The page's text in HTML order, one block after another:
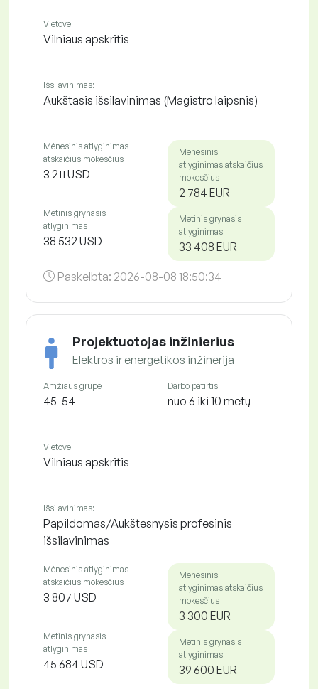
Vietovė
Vilniaus apskritis
Išsilavinimas:
Aukštasis išsilavinimas (Magistro laipsnis)
Mėnesinis atlyginimas
atskaičius mokesčius
3 211 USD
Mėnesinis
atlyginimas atskaičius
mokesčius
2 784 EUR
Metinis grynasis
atlyginimas
38 532 USD
Metinis grynasis
atlyginimas
33 408 EUR
Paskelbta: 2026-08-08 18:50:34
Projektuotojas inžinierius
Elektros ir energetikos inžinerija
Amžiaus grupė
45-54
Darbo patirtis
nuo 6 iki 10 metų
Vietovė
Vilniaus apskritis
Išsilavinimas:
Papildomas/Aukštesnysis profesinis
išsilavinimas
Mėnesinis atlyginimas
atskaičius mokesčius
3 807 USD
Mėnesinis
atlyginimas atskaičius
mokesčius
3 300 EUR
Metinis grynasis
atlyginimas
45 684 USD
Metinis grynasis
atlyginimas
39 600 EUR